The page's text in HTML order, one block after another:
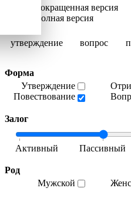
Сокращенная версия
Полная версия
утверждение вопрос
Форма
Утверждение
Повествование
Залог
Род
Мужской